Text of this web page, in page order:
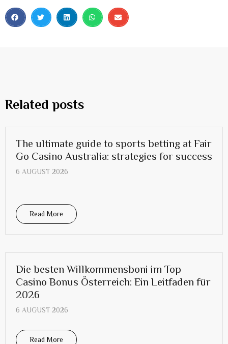
Related posts
The ultimate guide to sports betting at Fair
Go Casino Australia: strategies for success
6 AUGUST 2026
Read More
Die besten Willkommensboni im Top
Casino Bonus Österreich: Ein Leitfaden für
2026
6 AUGUST 2026
Read More